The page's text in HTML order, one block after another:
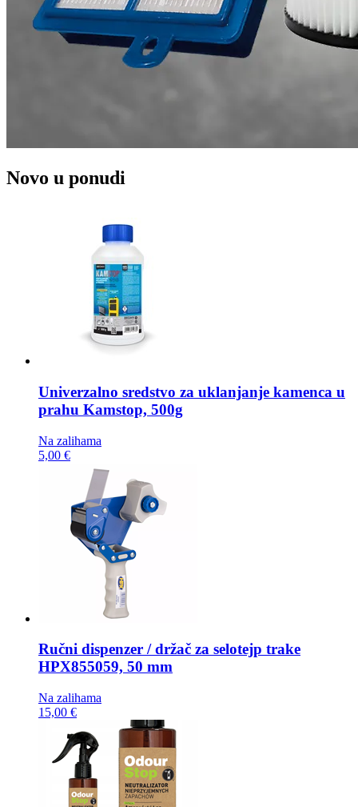
Novo u ponudi
Univerzalno sredstvo za uklanjanje kamenca u
prahu Kamstop, 500g
Na zalihama
5,00 €
Ručni dispenzer / držač za selotejp trake
HPX855059, 50 mm
Na zalihama
15,00 €